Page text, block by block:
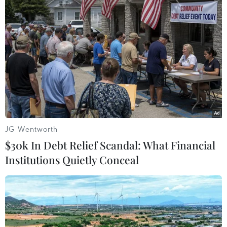
đường ngược lại: Từ Nam ra Bắc!
Cuốn sách“Nhớ đêm cõng bạn lạc rừng”
là món
quà ý nghĩa, ra mắt bạn đọc đúng dịp kỷ niệm
Ngày Nhà giáo Việt Nam 20/11 và tác giả Đinh
Đức Lâm (nguyên Hiệu trưởng Trường Phổ
thông cơ sở xã Tiên Động, huyện Tứ Kỳ, tỉnh Hải
Dương) tròn 75 tuổi./.
JG Wentworth
$30k In Debt Relief Scandal: What Financial
Institutions Quietly Conceal